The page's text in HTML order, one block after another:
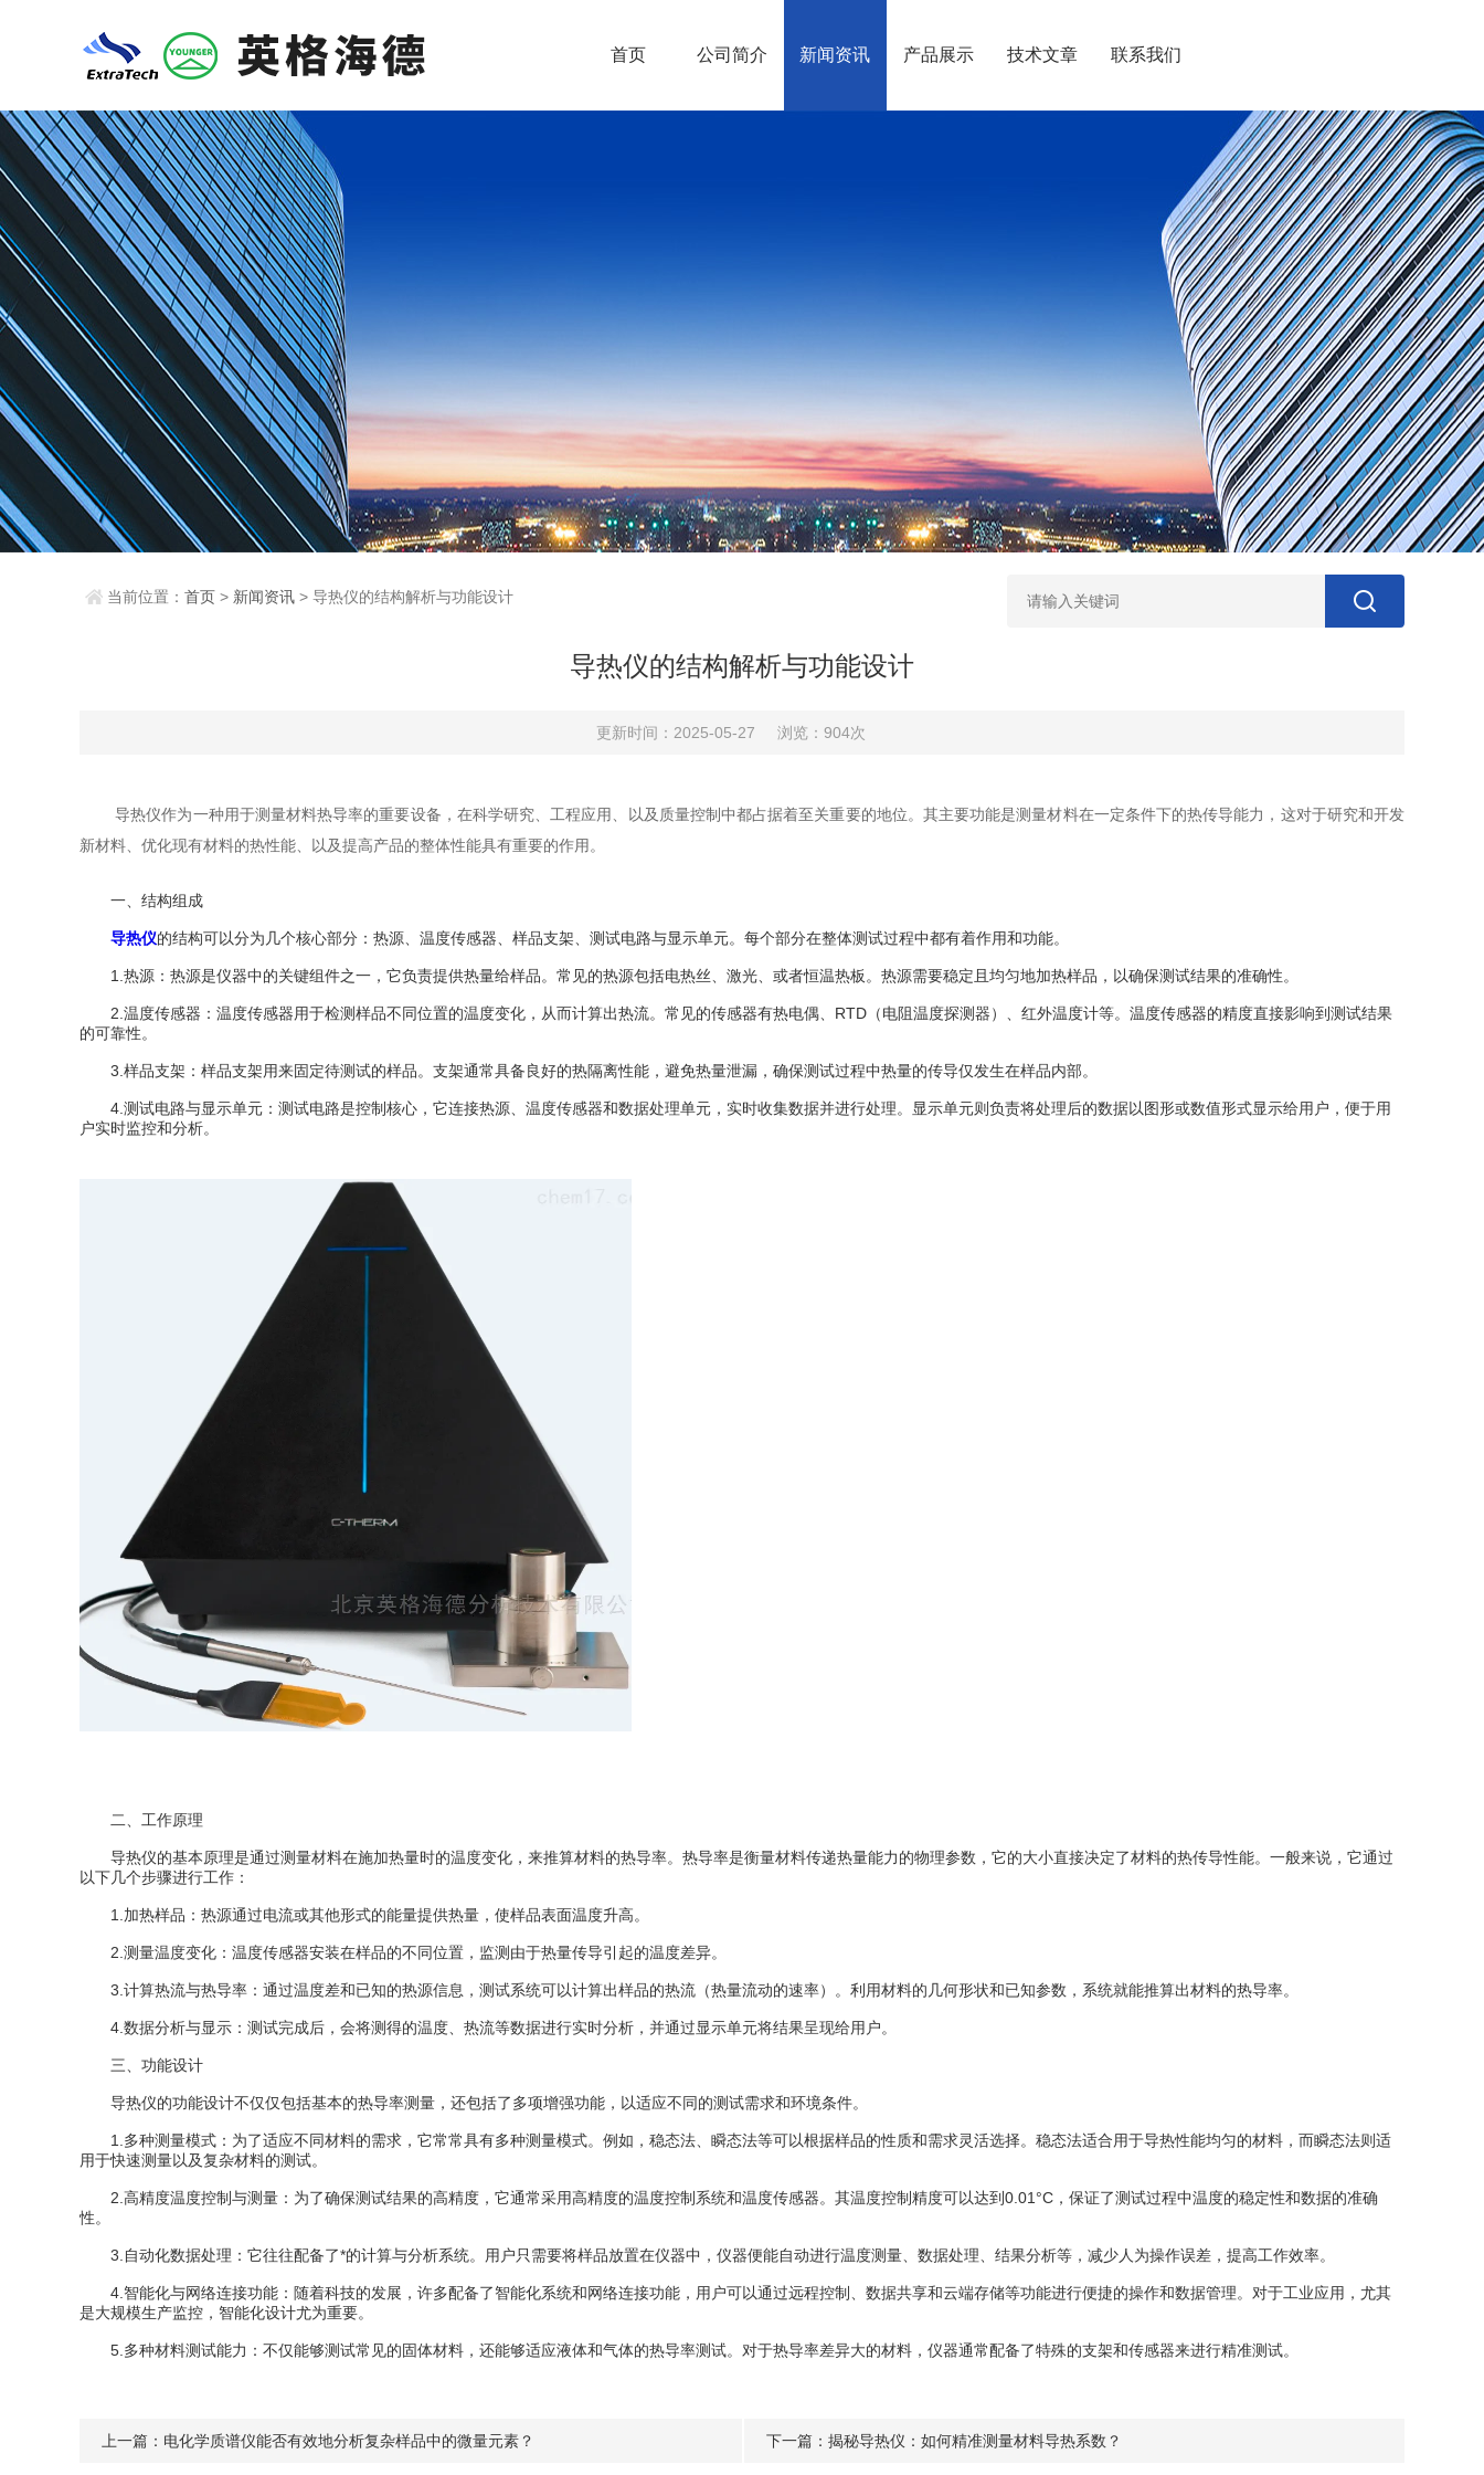
首页 公司简介 新闻资讯 产品展示 技术文章 联系我们
当前位置： 首页 > 新闻资讯 > 导热仪的结构解析与功能设计
导热仪的结构解析与功能设计
更新时间：2025-05-27 浏览：904次
导热仪作为一种用于测量材料热导率的重要设备，在科学研究、工程应用、以及质量控制中都占据着至关重要的地位。其主要功能是测量材料在一定条件下的热传导能力，这对于研究和开发
新材料、优化现有材料的热性能、以及提高产品的整体性能具有重要的作用。
一、结构组成
导热仪的结构可以分为几个核心部分：热源、温度传感器、样品支架、测试电路与显示单元。每个部分在整体测试过程中都有着作用和功能。
1.热源：热源是仪器中的关键组件之一，它负责提供热量给样品。常见的热源包括电热丝、激光、或者恒温热板。热源需要稳定且均匀地加热样品，以确保测试结果的准确性。
2.温度传感器：温度传感器用于检测样品不同位置的温度变化，从而计算出热流。常见的传感器有热电偶、RTD（电阻温度探测器）、红外温度计等。温度传感器的精度直接影响到测试结果
的可靠性。
3.样品支架：样品支架用来固定待测试的样品。支架通常具备良好的热隔离性能，避免热量泄漏，确保测试过程中热量的传导仅发生在样品内部。
4.测试电路与显示单元：测试电路是控制核心，它连接热源、温度传感器和数据处理单元，实时收集数据并进行处理。显示单元则负责将处理后的数据以图形或数值形式显示给用户，便于用
户实时监控和分析。
二、工作原理
导热仪的基本原理是通过测量材料在施加热量时的温度变化，来推算材料的热导率。热导率是衡量材料传递热量能力的物理参数，它的大小直接决定了材料的热传导性能。一般来说，它通过
以下几个步骤进行工作：
1.加热样品：热源通过电流或其他形式的能量提供热量，使样品表面温度升高。
2.测量温度变化：温度传感器安装在样品的不同位置，监测由于热量传导引起的温度差异。
3.计算热流与热导率：通过温度差和已知的热源信息，测试系统可以计算出样品的热流（热量流动的速率）。利用材料的几何形状和已知参数，系统就能推算出材料的热导率。
4.数据分析与显示：测试完成后，会将测得的温度、热流等数据进行实时分析，并通过显示单元将结果呈现给用户。
三、功能设计
导热仪的功能设计不仅仅包括基本的热导率测量，还包括了多项增强功能，以适应不同的测试需求和环境条件。
1.多种测量模式：为了适应不同材料的需求，它常常具有多种测量模式。例如，稳态法、瞬态法等可以根据样品的性质和需求灵活选择。稳态法适合用于导热性能均匀的材料，而瞬态法则适
用于快速测量以及复杂材料的测试。
2.高精度温度控制与测量：为了确保测试结果的高精度，它通常采用高精度的温度控制系统和温度传感器。其温度控制精度可以达到0.01°C，保证了测试过程中温度的稳定性和数据的准确
性。
3.自动化数据处理：它往往配备了*的计算与分析系统。用户只需要将样品放置在仪器中，仪器便能自动进行温度测量、数据处理、结果分析等，减少人为操作误差，提高工作效率。
4.智能化与网络连接功能：随着科技的发展，许多配备了智能化系统和网络连接功能，用户可以通过远程控制、数据共享和云端存储等功能进行便捷的操作和数据管理。对于工业应用，尤其
是大规模生产监控，智能化设计尤为重要。
5.多种材料测试能力：不仅能够测试常见的固体材料，还能够适应液体和气体的热导率测试。对于热导率差异大的材料，仪器通常配备了特殊的支架和传感器来进行精准测试。
上一篇： 电化学质谱仪能否有效地分析复杂样品中的微量元素？ 下一篇： 揭秘导热仪：如何精准测量材料导热系数？